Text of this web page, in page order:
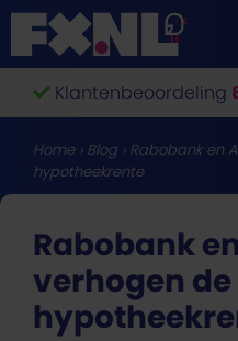
Ga
naar
de
inhoudKlantenbeoordeling
Home› Blog › Rabobank en
hypotheekrente
Rabobank
verhogen de